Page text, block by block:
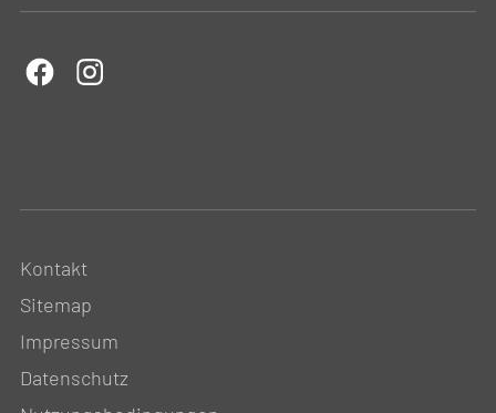
Kontakt
Sitemap
Impressum
Datenschutz